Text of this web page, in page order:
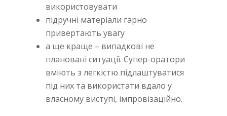
використовувати
підручні матеріали гарно
привертають увагу
а ще краще – випадкові не
плановані ситуації. Супер-оратори
вміють з легкістю підлаштуватися
під них та використати вдало у
власному виступі, імпровізаційно.